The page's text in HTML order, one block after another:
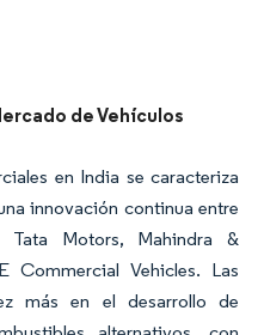
de Vehículos
en India se caracteriza
innovación continua entre
Tata Motors, Mahindra &
Commercial Vehicles. Las
más en el desarrollo de